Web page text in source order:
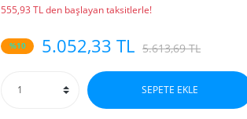
555,93 TL den başlayan taksitlerle!
%10 5.052,33 TL 5.613,69 TL
SEPETE EKLE